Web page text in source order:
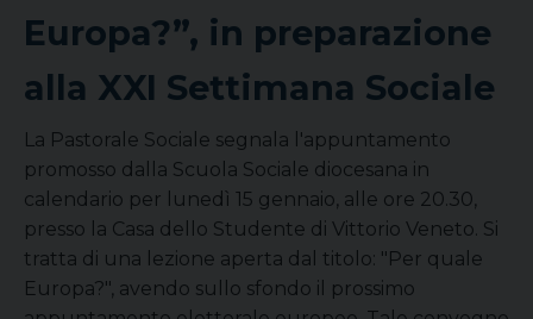
Europa?”, in preparazione
alla XXI Settimana Sociale
La Pastorale Sociale segnala l'appuntamento
promosso dalla Scuola Sociale diocesana in
calendario per lunedì 15 gennaio, alle ore 20.30,
presso la Casa dello Studente di Vittorio Veneto. Si
tratta di una lezione aperta dal titolo: "Per quale
Europa?", avendo sullo sfondo il prossimo